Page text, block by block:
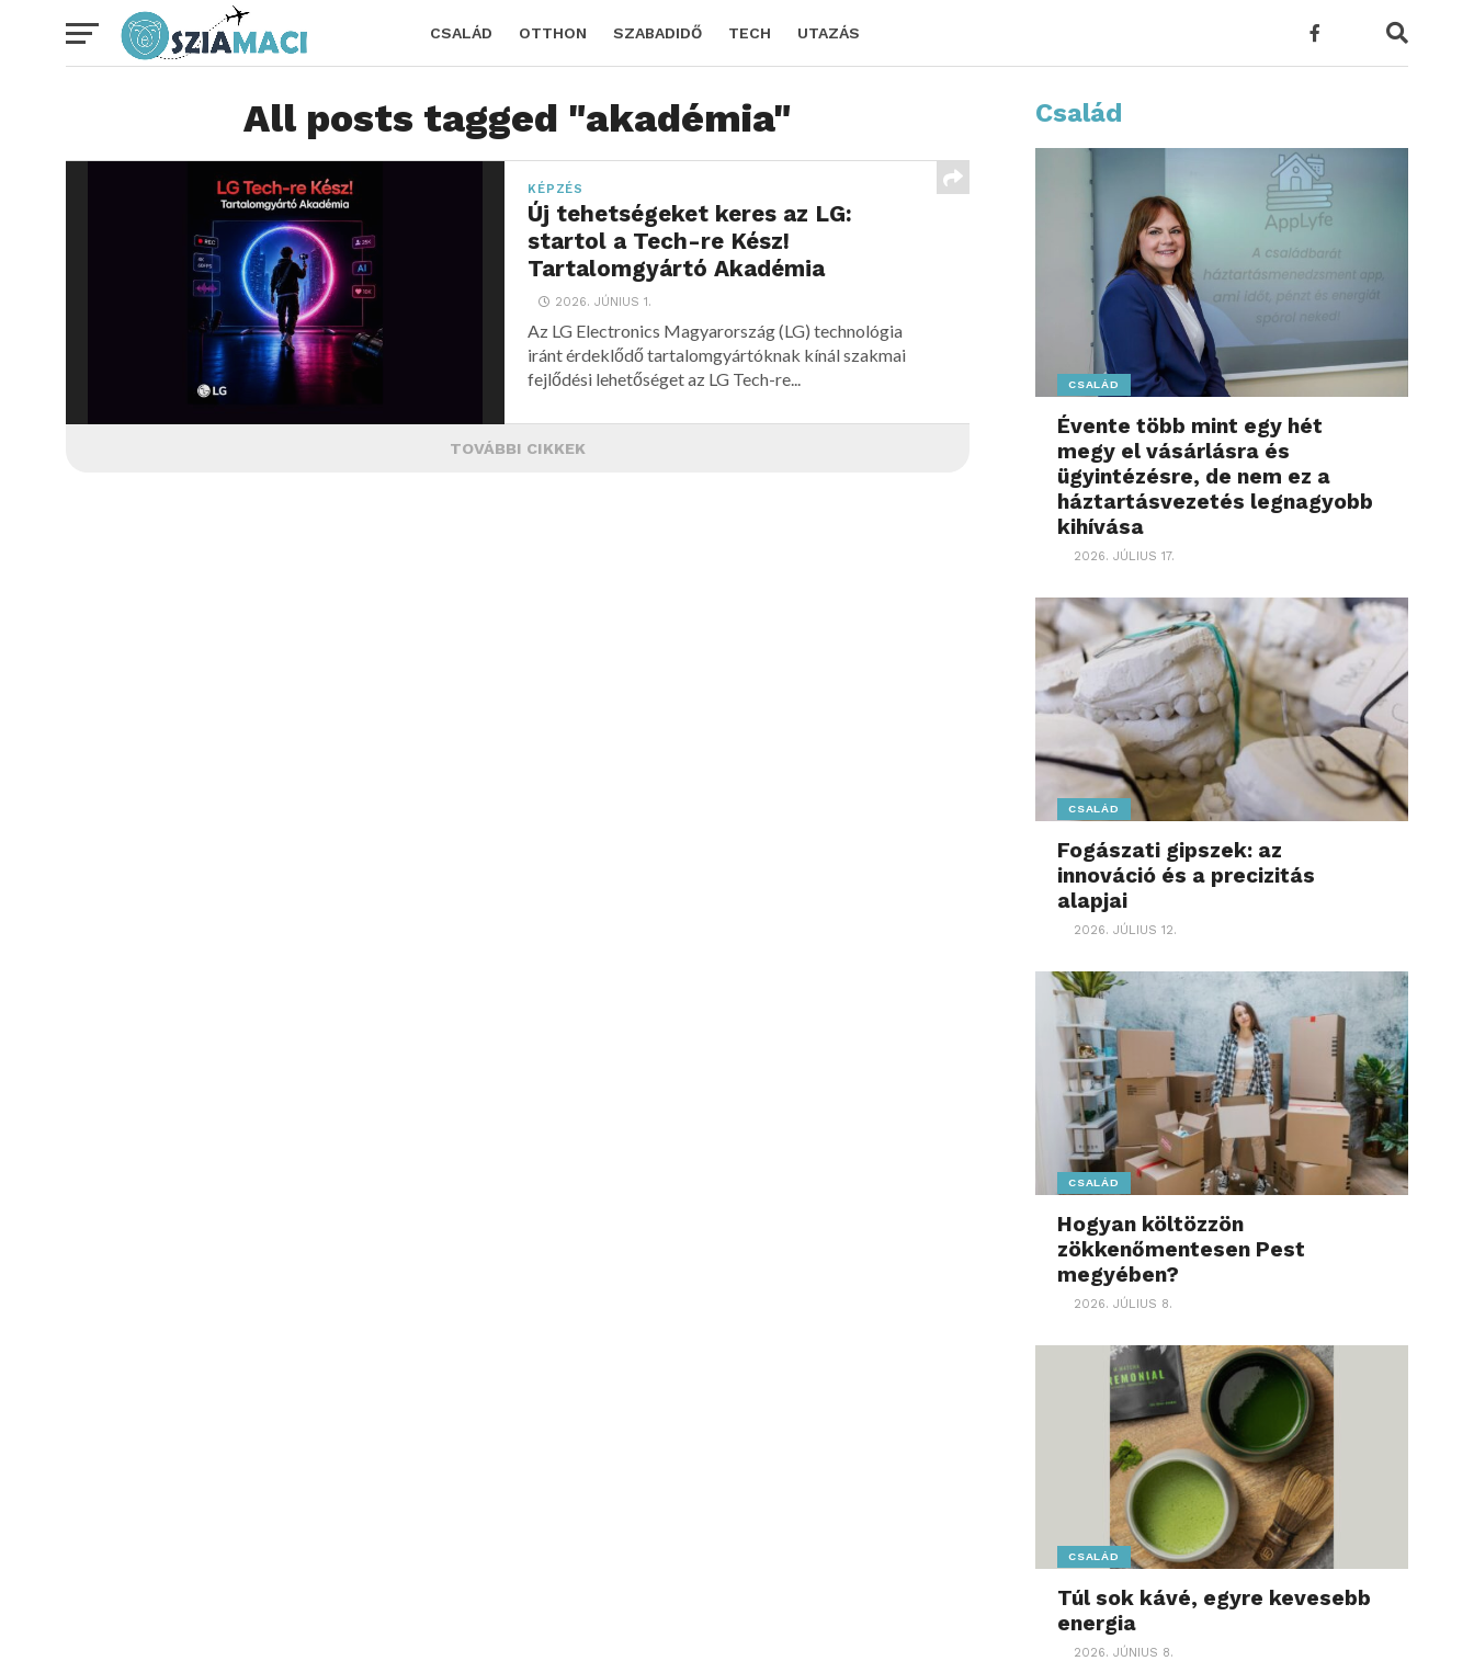
CSALÁD OTTHON SZABADIDŐ TECH UTAZÁS
All posts tagged "akadémia"
KÉPZÉS
Új tehetségeket keres az LG:
startol a Tech-re Kész!
Tartalomgyártó Akadémia
2026. JÚNIUS 1.
Az LG Electronics Magyarország (LG) technológia
iránt érdeklődő tartalomgyártóknak kínál szakmai
fejlődési lehetőséget az LG Tech-re...
TOVÁBBI CIKKEK
Család
CSALÁD
Évente több mint egy hét
megy el vásárlásra és
ügyintézésre, de nem ez a
háztartásvezetés legnagyobb
kihívása
2026. JÚLIUS 17.
CSALÁD
Fogászati gipszek: az
innováció és a precizitás
alapjai
2026. JÚLIUS 12.
CSALÁD
Hogyan költözzön
zökkenőmentesen Pest
megyében?
2026. JÚLIUS 8.
CSALÁD
Túl sok kávé, egyre kevesebb
energia
2026. JÚNIUS 8.